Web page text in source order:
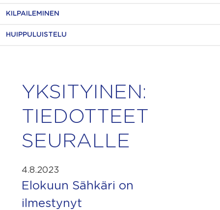
KILPAILEMINEN
HUIPPULUISTELU
YKSITYINEN:
TIEDOTTEET
SEURALLE
4.8.2023
Elokuun Sähkäri on
ilmestynyt